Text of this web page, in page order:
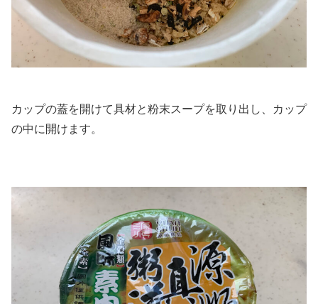
カップの蓋を開けて具材と粉末スープを取り出し、カップ
の中に開けます。